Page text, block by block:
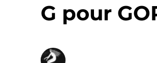
G pour